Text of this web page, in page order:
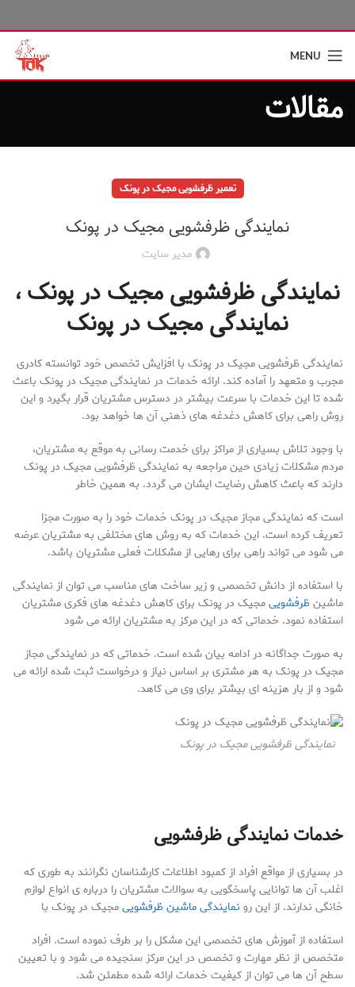
MENU
مقالات
تعمیر ظرفشویی مجیک در پونک
نمایندگی ظرفشویی مجیک در پونک
مدیر سایت
نمایندگی ظرفشویی مجیک در پونک ،
نمایندگی مجیک در پونک
نمایندگی ظرفشویی مجیک در پونک با افزایش تخصص خود توانسته کادری
مجرب و متعهد را آماده کند. ارائه خدمات در نمایندگی مجیک در پونک باعث
شده تا این خدمات با سرعت بیشتر در دسترس مشتریان قرار بگیرد و این
روش راهی برای کاهش دغدغه های ذهنی آن ها خواهد بود.
با وجود تلاش بسیاری از مراکز برای خدمت رسانی به موقع به مشتریان،
مردم مشکلات زیادی حین مراجعه به نمایندگی ظرفشویی مجیک در پونک
دارند که باعث کاهش رضایت ایشان می گردد. به همین خاطر
است که نمایندگی مجاز مجیک در پونک خدمات خود را به صورت مجزا
تعریف کرده است. این خدمات که به روش های مختلفی به مشتریان عرضه
می شود می تواند راهی برای رهایی از مشکلات فعلی مشتریان باشد.
با استفاده از دانش تخصصی و زیر ساخت های مناسب می توان از نمایندگی
ماشینظرفشوییمجیک در پونک برای کاهش دغدغه های فکری مشتریان
استفاده نمود. خدماتی که در این مرکز به مشتریان ارائه می شود
به صورت جداگانه در ادامه بیان شده است. خدماتی که در نمایندگی مجاز
مجیک در پونک به هر مشتری بر اساس نیاز و درخواست ثبت شده ارائه می
شود و از بار هزینه ای بیشتر برای وی می کاهد.
نمایندگی ظرفشویی مجیک در پونک
خدمات نمایندگی ظرفشویی
در بسیاری از مواقع افراد از کمبود اطلاعات کارشناسان نگرانند به طوری که
اغلب آن ها توانایی پاسخگویی به سوالات مشتریان را درباره ی انواع لوازم
خانگی ندارند. از این رو نمایندگی ماشین ظرفشوییمجیک در پونک با
استفاده از آموزش های تخصصی این مشکل را بر طرف نموده است. افراد
متخصص از نظر مهارت و تخصص در این مرکز سنجیده می شود و با تعیین
سطح آن ها می توان از کیفیت خدمات ارائه شده مطمئن شد.